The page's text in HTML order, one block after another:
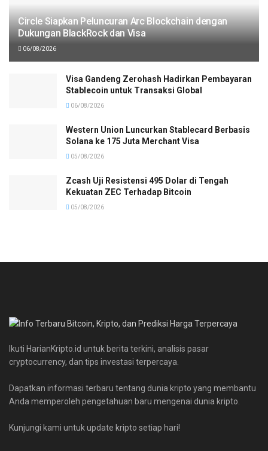
Circle Siapkan Peluncuran Arc Blockchain dengan
Dukungan BlackRock dan Visa
06/08/2026
Visa Gandeng Zerohash Hadirkan Pembayaran
Stablecoin untuk Transaksi Global
06/08/2026
Western Union Luncurkan Stablecard Berbasis
Solana ke 175 Juta Merchant Visa
05/08/2026
Zcash Uji Resistensi 495 Dolar di Tengah
Kekuatan ZEC Terhadap Bitcoin
05/08/2026
Ikuti HarianKripto.id untuk berita terkini, analisis pasar
cryptocurrency, dan tips investasi terpercaya.
Dapatkan informasi terbaru tentang dunia kripto yang membantu
Anda memperoleh pengetahuan baru mengenai dunia kripto.
Kunjungi kami untuk update kripto setiap hari!